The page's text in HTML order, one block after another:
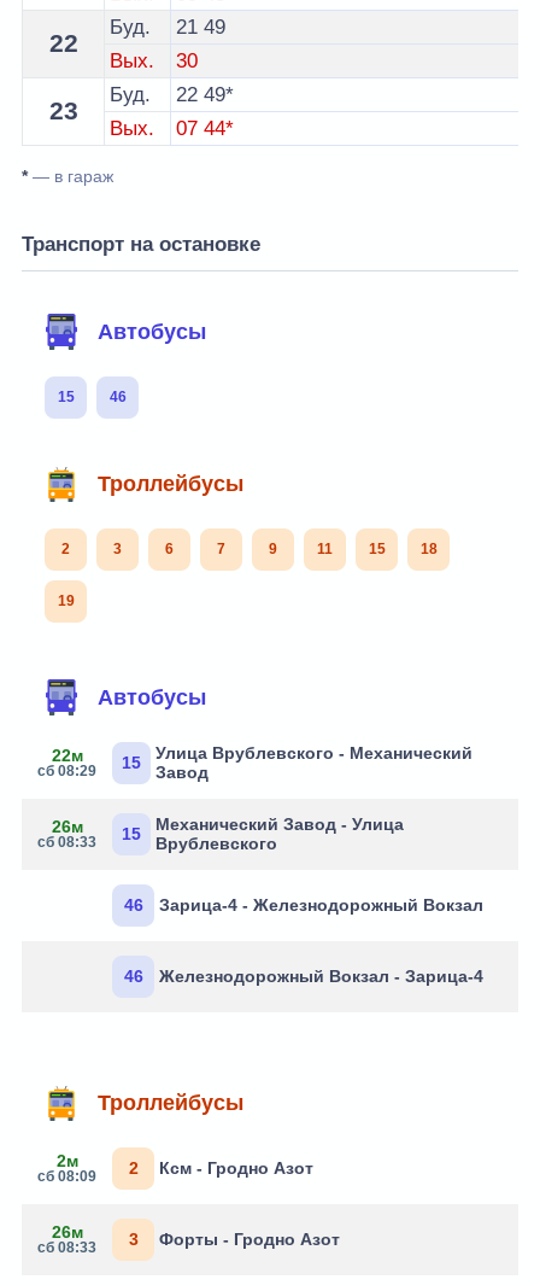
22
Буд. 21 49
Вых.
30
23
Буд. 22 49*
Вых.
07 44*
*— в гараж
Транспорт на остановке
Автобусы
15 46
Троллейбусы
2 3 6 7 9 11 15 18
19
Автобусы
22м
сб 08:29 15
Улица Врублевского - Механический
Завод
26м
сб 08:33 15
Механический Завод - Улица
Врублевского
46 Зарица-4 - Железнодорожный Вокзал
46 Железнодорожный Вокзал - Зарица-4
Троллейбусы
2м
сб 08:09 2 Ксм - Гродно Азот
26м
сб 08:33 3 Форты - Гродно Азот